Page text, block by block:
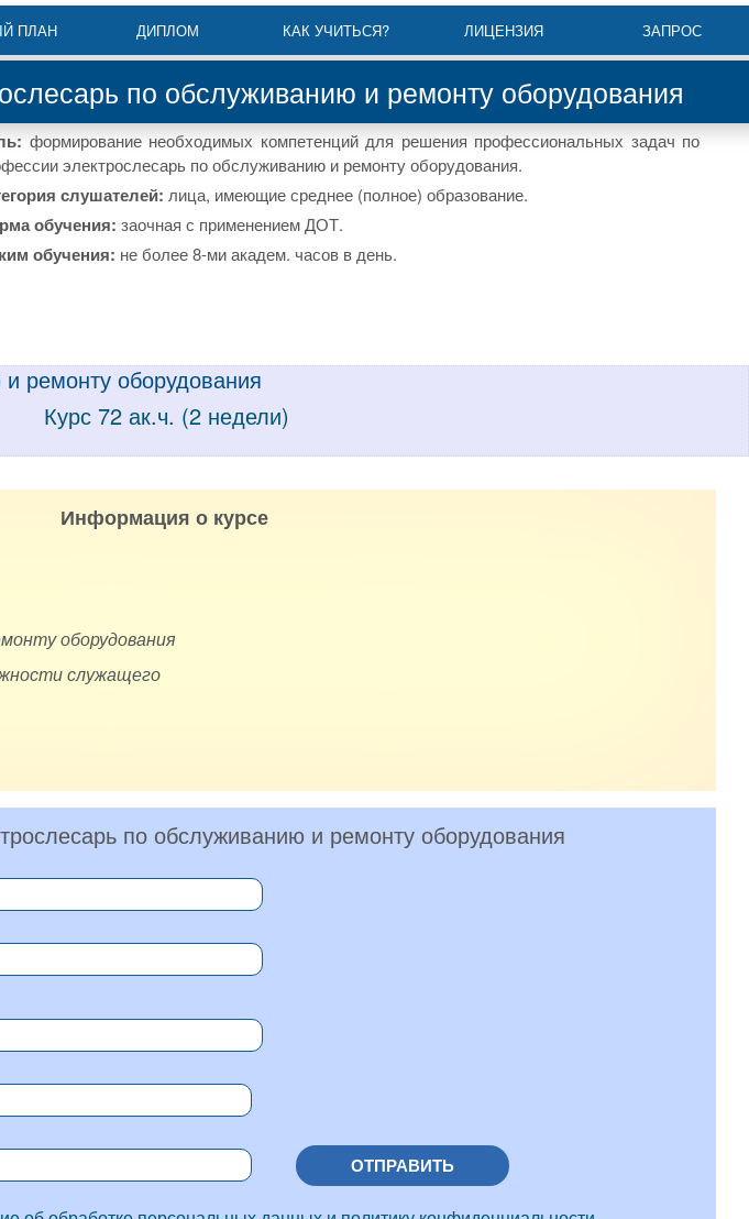
ПЛАН ДИПЛОМ КАК УЧИТЬСЯ? ЛИЦЕНЗИЯ ЗАПРОС
по обслуживанию и ремонту оборудования
формирование необходимых компетенций для решения профессиональных задач по
электрослесарь по обслуживанию и ремонту оборудования.
слушателей: лица, имеющие среднее (полное) образование.
обучения: заочная с применением ДОТ.
обучения: не более 8-ми академ. часов в день.
ремонту оборудования
Курс 72 ак.ч. (2 недели)
Информация о курсе
оборудования
служащего
по обслуживанию и ремонту оборудования
ОТПРАВИТЬ